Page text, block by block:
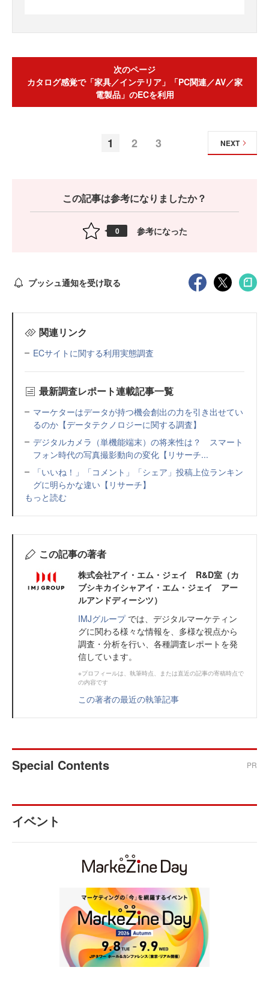
次のページ
カタログ感覚で「家具／インテリア」「PC関連／AV／家
電製品」のECを利用
1 2 3 NEXT
この記事は参考になりましたか？
0 参考になった
プッシュ通知を受け取る
関連リンク
ECサイトに関する利用実態調査
最新調査レポート連載記事一覧
マーケターはデータが持つ機会創出の力を引き出せてい
るのか【データテクノロジーに関する調査】
デジタルカメラ（単機能端末）の将来性は？ スマート
フォン時代の写真撮影動向の変化【リサーチ...
「いいね！」「コメント」「シェア」投稿上位ランキン
グに明らかな違い【リサーチ】
もっと読む
この記事の著者
株式会社アイ・エム・ジェイ R&D室（カ
ブシキカイシャアイ・エム・ジェイ アー
ルアンドディーシツ）
IMJグループでは、デジタルマーケティン
グに関わる様々な情報を、多様な視点から
調査・分析を行い、各種調査レポートを発
信しています。
※プロフィールは、執筆時点、または直近の記事の寄稿時点で
の内容です
この著者の最近の執筆記事
Special Contents PR
イベント